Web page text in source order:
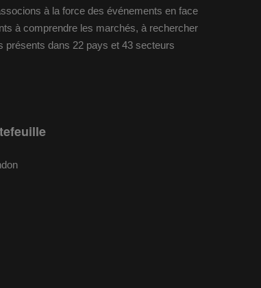
à la force des événements en face
à comprendre les marchés, à rechercher
présents dans 22 pays et 43 secteurs